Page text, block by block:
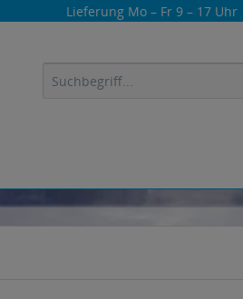
Lieferung Mo – Fr 9 – 17 Uhr